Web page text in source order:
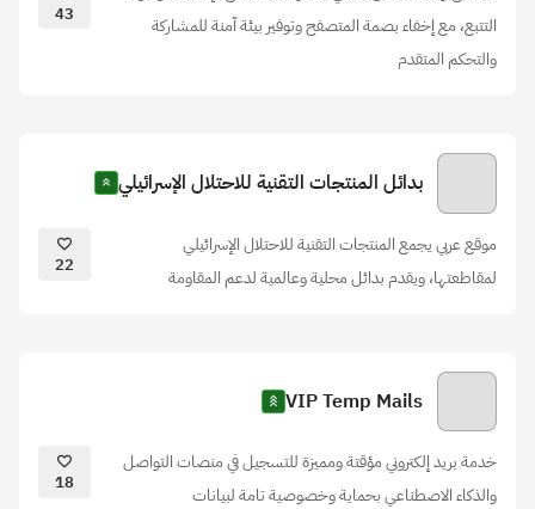
التتبع، مع إخفاء بصمة المتصفح وتوفير بيئة آمنة للمشاركة
والتحكم المتقدم
43
بدائل المنتجات التقنية للاحتلال الإسرائيلي
موقع عربي يجمع المنتجات التقنية للاحتلال الإسرائيلي
لمقاطعتها، ويقدم بدائل محلية وعالمية لدعم المقاومة
22
VIP Temp Mails
خدمة بريد إلكتروني مؤقتة ومميزة للتسجيل في منصات التواصل
والذكاء الاصطناعي بحماية وخصوصية تامة لبيانات
18